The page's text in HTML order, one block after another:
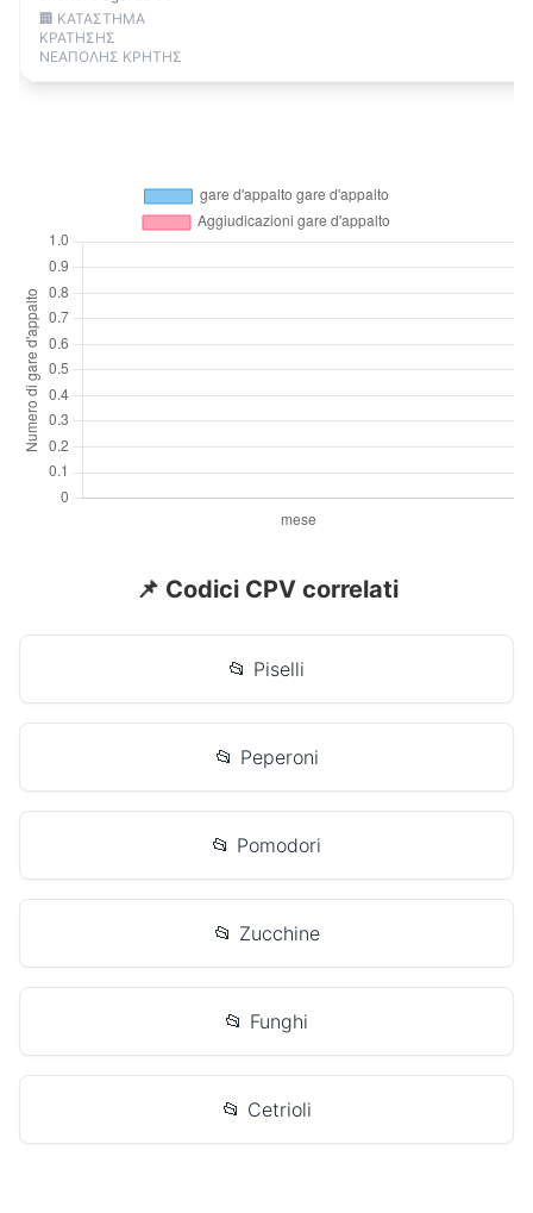
🏢 ΚΑΤΑΣΤΗΜΑ
ΚΡΑΤΗΣΗΣ
ΝΕΑΠΟΛΗΣ ΚΡΗΤΗΣ
📌 Codici CPV correlati
📂 Piselli
📂 Peperoni
📂 Pomodori
📂 Zucchine
📂 Funghi
📂 Cetrioli